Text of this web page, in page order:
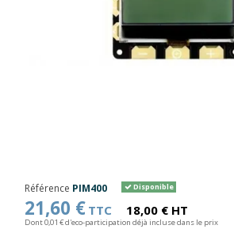
Référence PIM400 Disponible
21,60 € TTC 18,00 € HT
Dont 0,01 € d'eco-participation déjà incluse dans le prix